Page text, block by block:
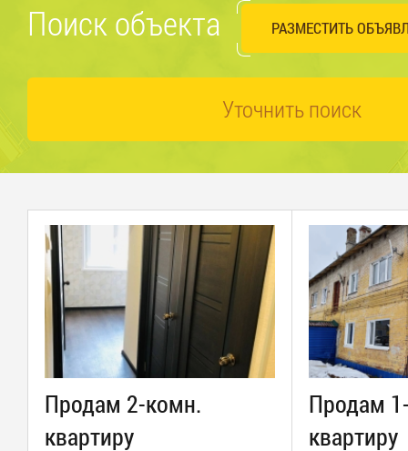
Поиск объекта РАЗМЕСТИТЬ
Уточнить поиск
Продам 2-комн.
квартиру
Продам
квартиру